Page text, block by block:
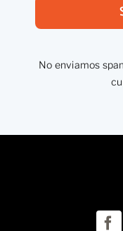
No enviamos